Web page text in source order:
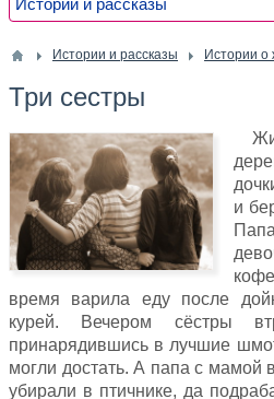
Истории и рассказы
Истории и рассказы Истории о
Три сестры
и
время варила еду после
курей. Вечером сёстры
принарядившись в лучшие
могли достать. А папа с мамой
убирали в птичнике, да